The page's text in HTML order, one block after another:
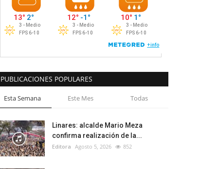
PUBLICACIONES POPULARES
Esta Semana Este Mes Todas
Linares: alcalde Mario Meza
confirma realización de la...
Editora Agosto 5, 2026 852